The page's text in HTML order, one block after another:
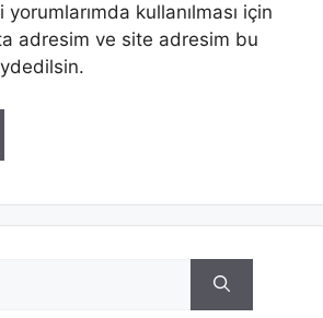
kullanılması için
adresim ve site adresim bu